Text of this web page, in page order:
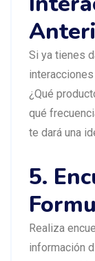
Si ya tienes
¿Qué
qué
te dará una
5.
Realiza
información